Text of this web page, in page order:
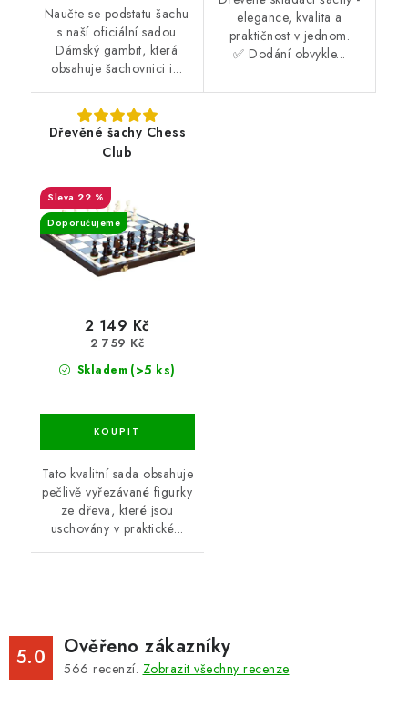
Naučte se podstatu šachu
s naší oficiální sadou
Dámský gambit, která
obsahuje šachovnici i...
elegance, kvalita a
praktičnost v jednom.
✅ Dodání obvykle...
Dřevěné šachy Chess
Club
22 %
Doporučujeme
Skladem (>5 ks)
2 149 Kč
2 759 Kč
Tato kvalitní sada obsahuje
pečlivě vyřezávané figurky
ze dřeva, které jsou
uschovány v praktické...
5.0 Ověřeno zákazníky
566 recenzí. Zobrazit všechny recenze